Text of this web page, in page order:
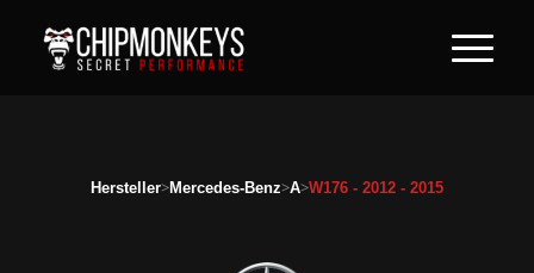
Hersteller>Mercedes-Benz>A>W176 - 2012 - 2015